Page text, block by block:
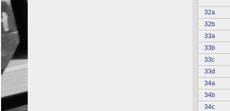
32a
32b
33a
33b
33c
33d
34a
34b
34c